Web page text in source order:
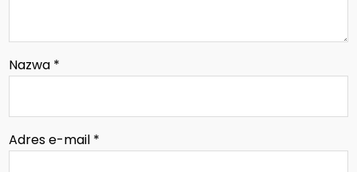
Nazwa *
Adres e-mail *